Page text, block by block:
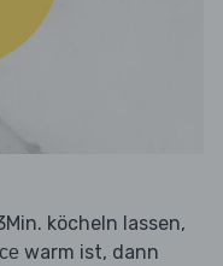
köcheln lassen,
warm ist, dann